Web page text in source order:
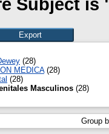
(28)
MEDICA(28)
(28)
Masculinos (28)
Group